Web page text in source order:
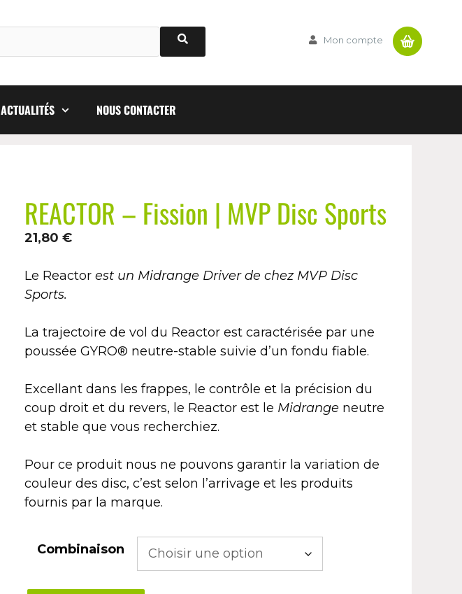
Mon compte Panier
ACTUALITÉS NOUS CONTACTER
REACTOR – Fission | MVP Disc Sports
21,80 €
Le Reactor est un Midrange Driver de chez MVP Disc
Sports.
La trajectoire de vol du Reactor est caractérisée par une
poussée GYRO® neutre-stable suivie d’un fondu fiable.
Excellant dans les frappes, le contrôle et la précision du
coup droit et du revers, le Reactor est le Midrange neutre
et stable que vous recherchiez.
Pour ce produit nous ne pouvons garantir la variation de
couleur des disc, c’est selon l’arrivage et les produits
fournis par la marque.
Combinaison